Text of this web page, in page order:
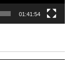
01:41:54